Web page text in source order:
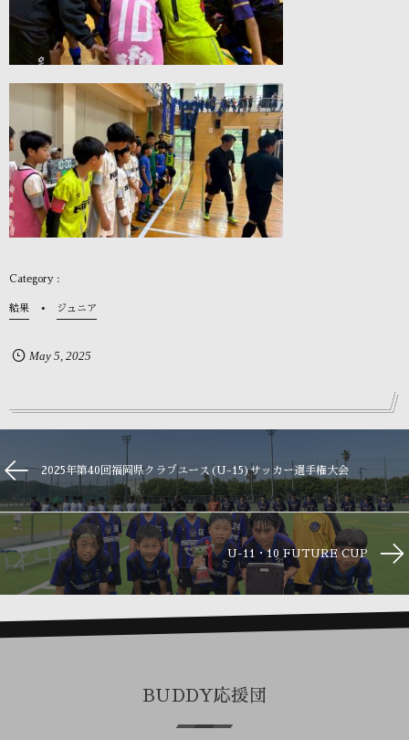
結果 ジュニア
May 5 2025
2025年第40回福岡県クラブユース(U-15)サッカー選手権大会
U-11・10 FUTURE CUP
BUDDY応援団